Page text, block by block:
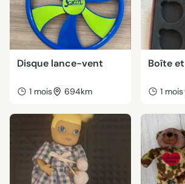
Disque lance-vent
1 mois 694km
Boîte
1 mois